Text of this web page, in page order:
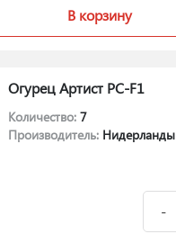
В корзину
Огурец Артист РС-F1
Количество: 7
Производитель: Нидерланды